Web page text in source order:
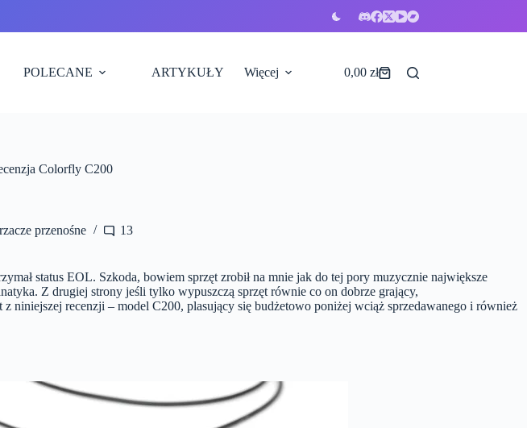
POLECANE ARTYKUŁY Więcej Koszyk
0,00 zł
Colorfly C200
przenośne 13
status EOL. Szkoda, bowiem sprzęt zrobił na mnie jak do tej pory muzycznie największe
Z drugiej strony jeśli tylko wypuszczą sprzęt równie co on dobrze grający,
niniejszej recenzji – model C200, plasujący się budżetowo poniżej wciąż sprzedawanego i również